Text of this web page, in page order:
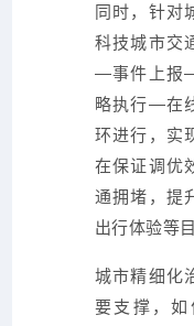
同时，针对
科技城市交
—事件 上
略执行—在
环进行，实
在保证调优
通拥堵，提
出行体验等目
城市精细化
要支撑，